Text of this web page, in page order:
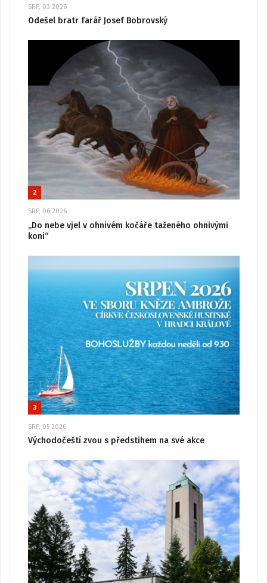
SRP, 03 2026
Odešel bratr farář Josef Bobrovský
2
SRP, 06 2026
„Do nebe vjel v ohnivém kočáře taženého ohnivými
koni“
3
SRP, 05 2026
Východočeští zvou s předstihem na své akce